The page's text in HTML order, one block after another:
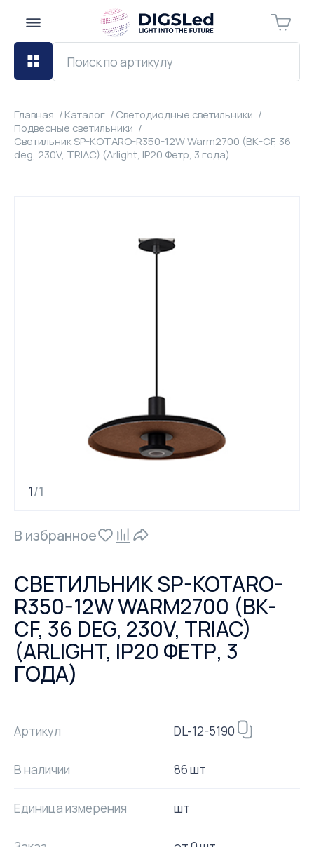
Главная Каталог
Светодиодные светильники
Подвесные светильники
Светильник SP-KOTARO-R350-12W Warm2700 (BK-CF, 36
deg, 230V, TRIAC) (Arlight, IP20 Фетр, 3 года)
1/1
В избранное
СВЕТИЛЬНИК SP-KOTARO-
R350-12W WARM2700 (BK-
CF, 36 DEG, 230V, TRIAC)
(ARLIGHT, IP20 ФЕТР, 3
ГОДА)
Артикул DL-12-5190
В наличии 86 шт
Единица измерения шт